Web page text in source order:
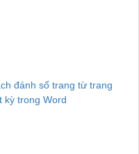
đánh số trang từ trang
kỳ trong Word